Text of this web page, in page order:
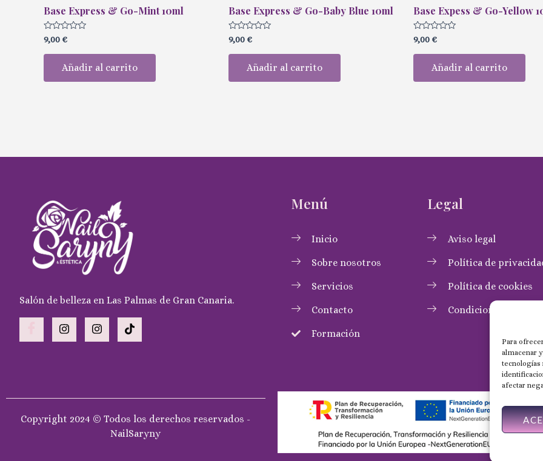
Para
almacenar
tecnologías
afectar
Base Express & Go-Mint 10ml
Valorado
con
0
9,00 €
Añadir al carrito
Base Express & Go-Baby Blue 10ml
Valorado
con
0
9,00 €
Añadir al carrito
Base Expess & Go-Yellow
Valorado
con
0
9,00 €
Añadir al carrito
Salón de belleza en Las Palmas de Gran Canaria.
Menú
Inicio
Sobre nosotros
Servicios
Contacto
Formación
Legal
Aviso legal
Política de
Política de cookies
Condiciones de
Copyright 2024 © Todos los derechos reservados -
NailSaryny